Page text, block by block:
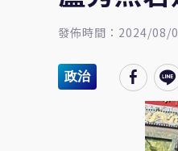
發佈時間：2024/08/
政治